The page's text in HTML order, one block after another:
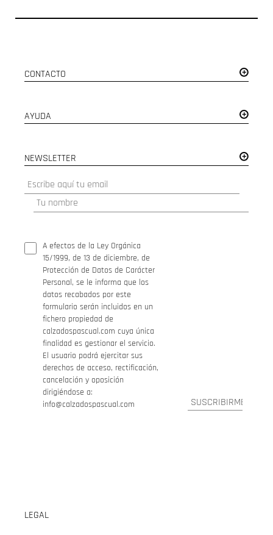
CONTACTO
AYUDA
NEWSLETTER
A efectos de la Ley Orgánica
15/1999, de 13 de diciembre, de
Protección de Datos de Carácter
Personal, se le informa que los
datos recabados por este
formulario serán incluidos en un
fichero propiedad de
calzadospascual.com cuya única
finalidad es gestionar el servicio.
El usuario podrá ejercitar sus
derechos de acceso, rectificación,
cancelación y oposición
dirigiéndose a:
info@calzadospascual.com
LEGAL